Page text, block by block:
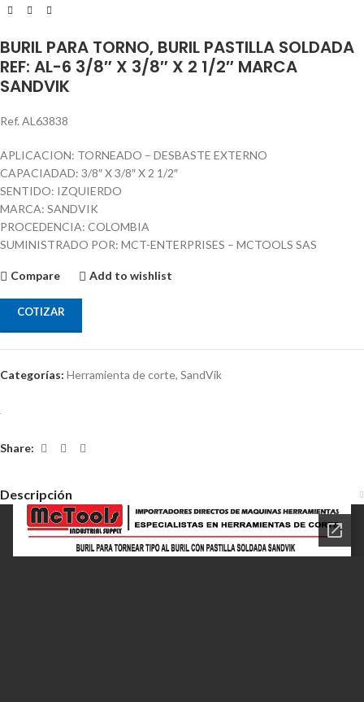
BURIL PARA TORNO, BURIL PASTILLA SOLDADA
REF: AL-6 3/8″ X 3/8″ X 2 1/2″ MARCA
SANDVIK
Ref. AL63838
APLICACION: TORNEADO – DESBASTE EXTERNO
CAPACIADAD: 3/8″ X 3/8″ X 2 1/2″
SENTIDO: IZQUIERDO
MARCA: SANDVIK
PROCEDENCIA: COLOMBIA
SUMINISTRADO POR: MCT-ENTERPRISES – MCTOOLS SAS
Compare Add to wishlist
COTIZAR
Categorías: Herramienta de corte, SandVik
Share:
Descripción